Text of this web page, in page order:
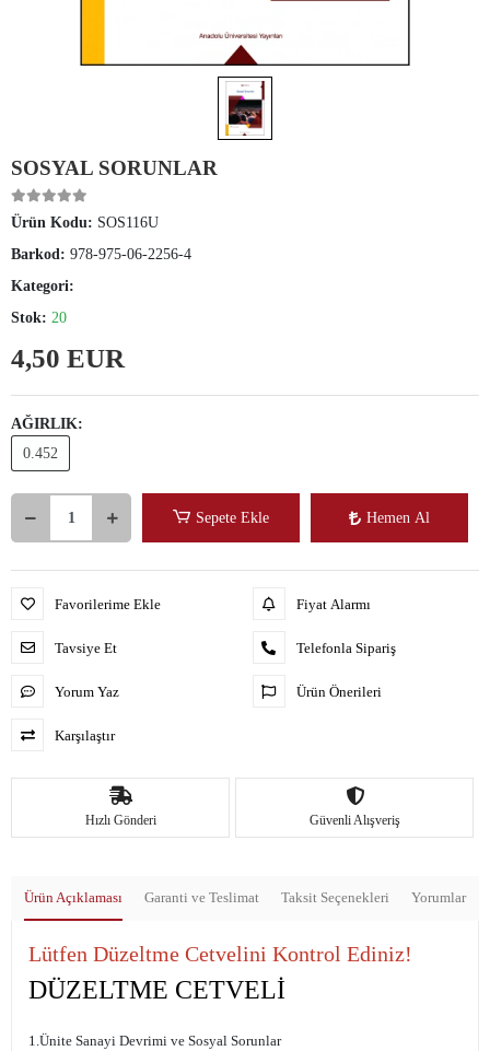
SOSYAL SORUNLAR
Ürün Kodu: SOS116U
Barkod: 978-975-06-2256-4
Kategori:
Stok: 20
4,50 EUR
AĞIRLIK:
0.452
Sepete Ekle Hemen Al
Favorilerime Ekle
Tavsiye Et
Yorum Yaz
Karşılaştır
Fiyat Alarmı
Telefonla Sipariş
Ürün Önerileri
Hızlı Gönderi Güvenli Alışveriş
Ürün Açıklaması Garanti ve Teslimat Taksit Seçenekleri Yorumlar
Lütfen Düzeltme Cetvelini Kontrol Ediniz!
DÜZELTME CETVELİ
1.Ünite Sanayi Devrimi ve Sosyal Sorunlar